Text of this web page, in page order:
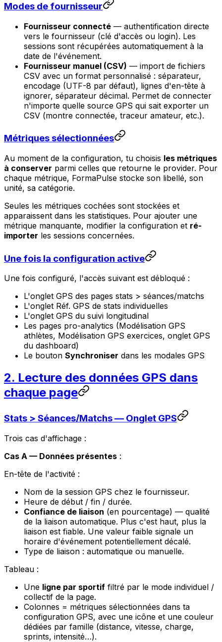
Modes de fournisseur
Fournisseur connecté — authentification directe
vers le fournisseur (clé d'accès ou login). Les
sessions sont récupérées automatiquement à la
date de l'événement.
Fournisseur manuel (CSV) — import de fichiers
CSV avec un format personnalisé : séparateur,
encodage (UTF-8 par défaut), lignes d'en-tête à
ignorer, séparateur décimal. Permet de connecter
n'importe quelle source GPS qui sait exporter un
CSV (montre connectée, traceur amateur, etc.).
Métriques sélectionnées
Au moment de la configuration, tu choisis les métriques
à conserver parmi celles que retourne le provider. Pour
chaque métrique, FormaPulse stocke son libellé, son
unité, sa catégorie.
Seules les métriques cochées sont stockées et
apparaissent dans les statistiques. Pour ajouter une
métrique manquante, modifier la configuration et ré-
importer les sessions concernées.
Une fois la configuration active
Une fois configuré, l'accès suivant est débloqué :
L'onglet GPS des pages stats > séances/matchs
L'onglet Réf. GPS de stats individuelles
L'onglet GPS du suivi longitudinal
Les pages pro-analytics (Modélisation GPS
athlètes, Modélisation GPS exercices, onglet GPS
du dashboard)
Le bouton Synchroniser dans les modales GPS
2. Lecture des données GPS dans
chaque page
Stats > Séances/Matchs — Onglet GPS
Trois cas d'affichage :
Cas A — Données présentes :
En-tête de l'activité :
Nom de la session GPS chez le fournisseur.
Heure de début / fin / durée.
Confiance de liaison (en pourcentage) — qualité
de la liaison automatique. Plus c'est haut, plus la
liaison est fiable. Une valeur faible signale un
horaire d'événement potentiellement décalé.
Type de liaison : automatique ou manuelle.
Tableau :
Une ligne par sportif filtré par le mode individuel /
collectif de la page.
Colonnes = métriques sélectionnées dans ta
configuration GPS, avec une icône et une couleur
dédiées par famille (distance, vitesse, charge,
sprints, intensité…).